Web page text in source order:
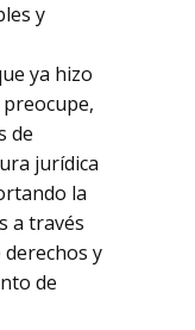
y
ya hizo
de
jurídica
la
a través
y
de